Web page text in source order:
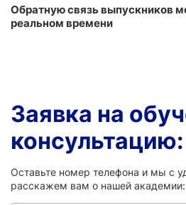
Обратную связь выпускников
реальном времени
Заявка на
консультацию:
Оставьте номер телефона и мы с
расскажем вам о нашей академии: